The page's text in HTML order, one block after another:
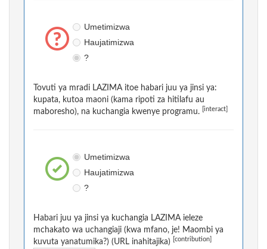
Umetimizwa
Haujatimizwa
?
Tovuti ya mradi LAZIMA itoe habari juu ya jinsi ya:
kupata, kutoa maoni (kama ripoti za hitilafu au
maboresho), na kuchangia kwenye programu.
[interact]
Umetimizwa
Haujatimizwa
?
Habari juu ya jinsi ya kuchangia LAZIMA ieleze
mchakato wa uchangiaji (kwa mfano, je! Maombi ya
kuvuta yanatumika?) (URL inahitajika)
[contribution]